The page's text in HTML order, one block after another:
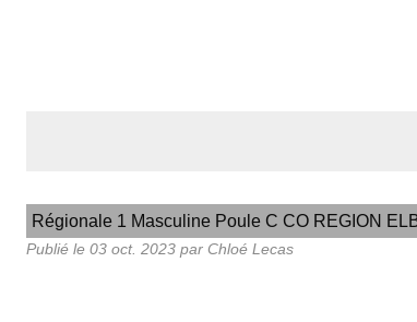
Régionale 1 Masculine Poule C CO REGION
Publié le 03 oct. 2023 par Chloé Lecas